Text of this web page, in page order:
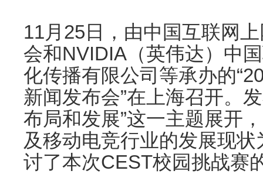
11月25日，由中国互联网
会和NVIDIA（英伟达）中
化传播有限公司等承办的
新闻发布会”在上海召开。
布局和发展”这一主题展开
及移动电竞行业的发展现
讨了本次CEST校园挑战赛